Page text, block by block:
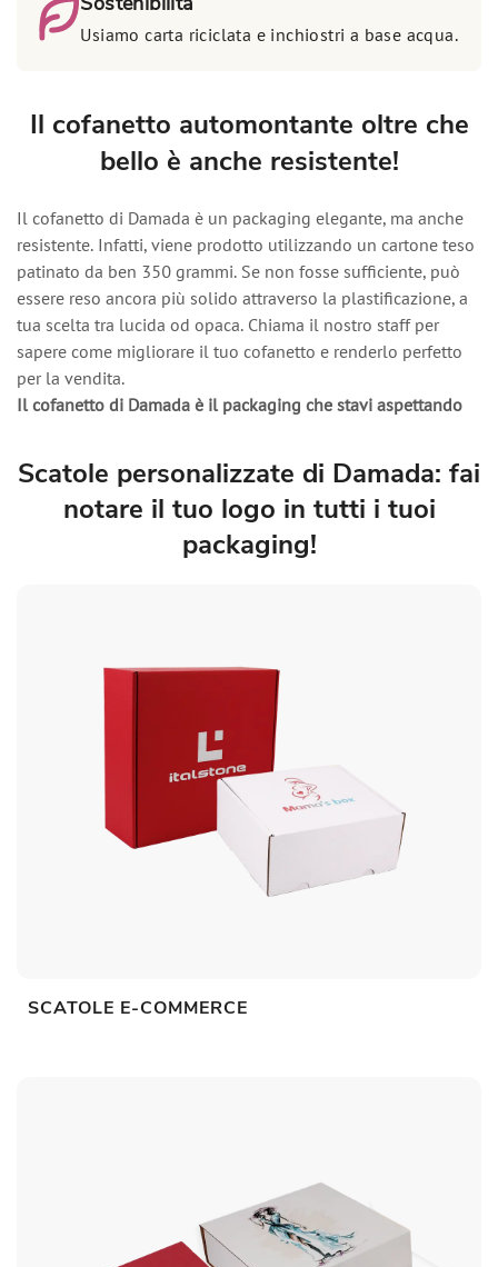
Usiamo carta riciclata e inchiostri a base acqua.
Il cofanetto automontante oltre che
bello è anche resistente!
Il cofanetto di Damada è un packaging elegante, ma anche
resistente. Infatti, viene prodotto utilizzando un cartone teso
patinato da ben 350 grammi. Se non fosse sufficiente, può
essere reso ancora più solido attraverso la plastificazione, a
tua scelta tra lucida od opaca. Chiama il nostro staff per
sapere come migliorare il tuo cofanetto e renderlo perfetto
per la vendita.
Il cofanetto di Damada è il packaging che stavi aspettando
Scatole personalizzate di Damada: fai
notare il tuo logo in tutti i tuoi
packaging!
SCATOLE E-COMMERCE